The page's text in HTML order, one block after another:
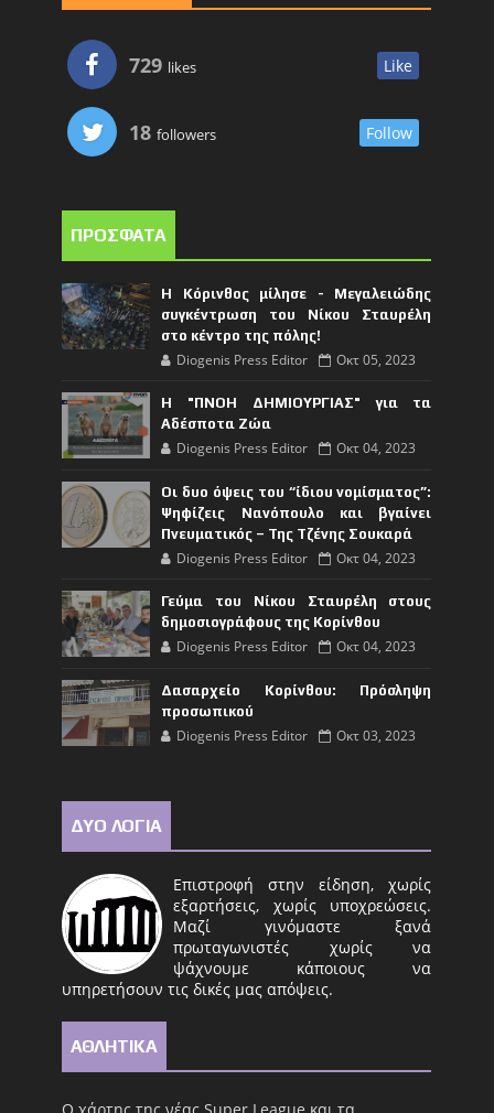
729 likes Like
18 followers Follow
ΠΡΟΣΦΑΤΑ
Η Κόρινθος μίλησε - Μεγαλειώδης
συγκέντρωση του Νίκου Σταυρέλη
στο κέντρο της πόλης!
Diogenis Press Editor Οκτ 05, 2023
Η "ΠΝΟΗ ΔΗΜΙΟΥΡΓΙΑΣ" για τα
Αδέσποτα Ζώα
Diogenis Press Editor Οκτ 04, 2023
Οι δυο όψεις του “ίδιου νομίσματος”:
Ψηφίζεις Νανόπουλο και βγαίνει
Πνευματικός – Της Τζένης Σουκαρά
Diogenis Press Editor Οκτ 04, 2023
Γεύμα του Νίκου Σταυρέλη στους
δημοσιογράφους της Κορίνθου
Diogenis Press Editor Οκτ 04, 2023
Δασαρχείο Κορίνθου: Πρόσληψη
προσωπικού
Diogenis Press Editor Οκτ 03, 2023
ΔΥΟ ΛΟΓΙΑ
Επιστροφή στην είδηση, χωρίς
εξαρτήσεις, χωρίς υποχρεώσεις.
Μαζί γινόμαστε ξανά
πρωταγωνιστές χωρίς να
ψάχνουμε κάποιους να
υπηρετήσουν τις δικές μας απόψεις.
ΑΘΛΗΤΙΚΑ